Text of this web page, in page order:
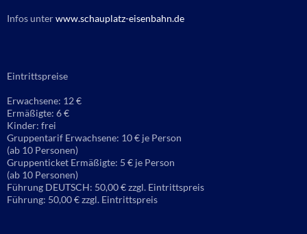
Infos unterwww.schauplatz-eisenbahn.de
Eintrittspreise
Erwachsene: 12 €
Ermäßigte: 6 €
Kinder: frei
Gruppentarif Erwachsene: 10 € je Person
(ab 10 Personen)
Gruppenticket Ermäßigte: 5 € je Person
(ab 10 Personen)
Führung DEUTSCH: 50,00 € zzgl. Eintrittspreis
Führung: 50,00 € zzgl. Eintrittspreis